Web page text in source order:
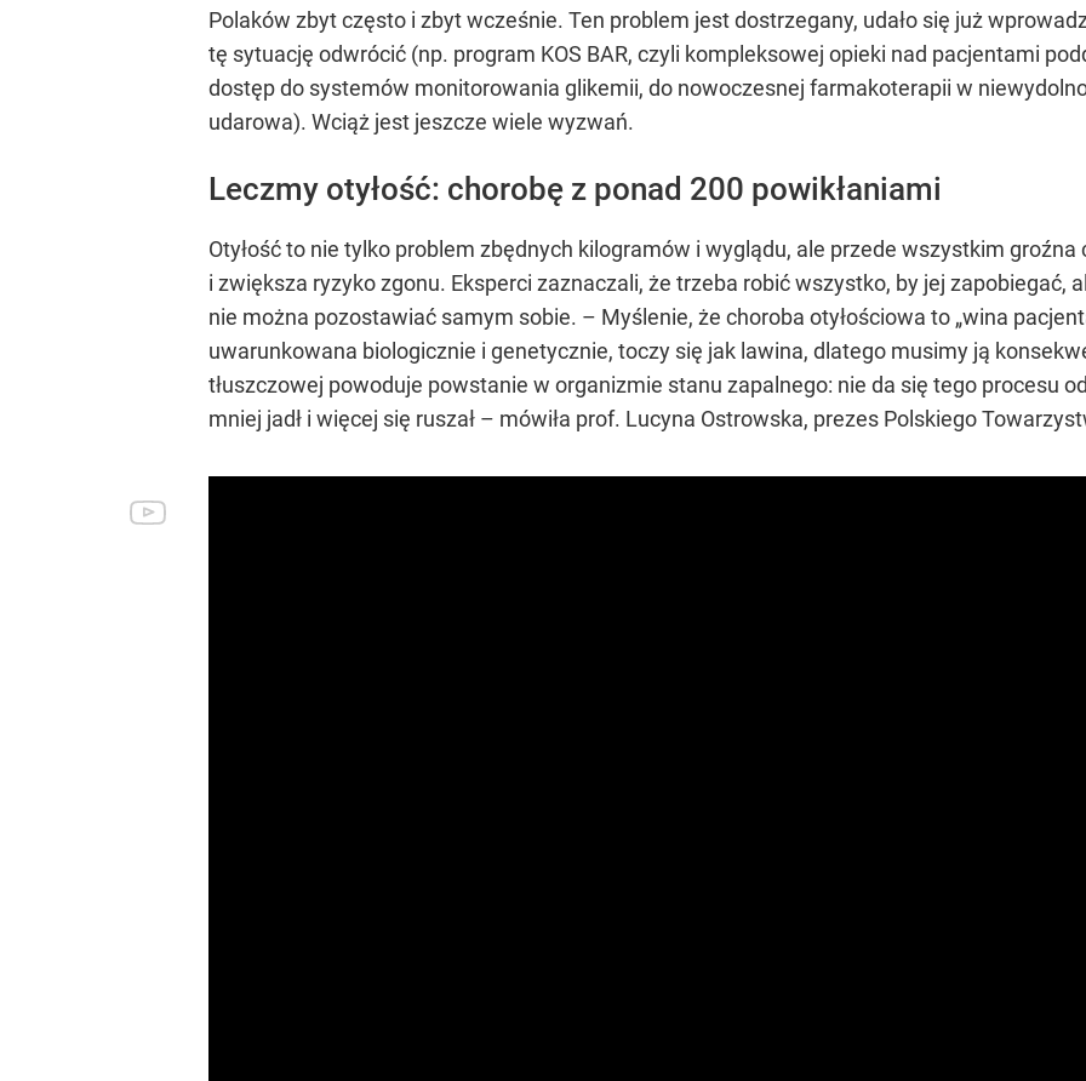
Polaków zbyt często i zbyt wcześnie. Ten problem jest dostrzegany, udało się już
tę sytuację odwrócić (np. program KOS BAR, czyli kompleksowej opieki nad pacjentami
dostęp do systemów monitorowania glikemii, do nowoczesnej farmakoterapii w
udarowa). Wciąż jest jeszcze wiele wyzwań.
Leczmy otyłość: chorobę z ponad 200 powikłaniami
Otyłość to nie tylko problem zbędnych kilogramów i wyglądu, ale przede wszystkim
i zwiększa ryzyko zgonu. Eksperci zaznaczali, że trzeba robić wszystko, by jej zapobiegać,
nie można pozostawiać samym sobie. – Myślenie, że choroba otyłościowa to „wina
uwarunkowana biologicznie i genetycznie, toczy się jak lawina, dlatego musimy ją
tłuszczowej powoduje powstanie w organizmie stanu zapalnego: nie da się tego procesu
mniej jadł i więcej się ruszał – mówiła prof. Lucyna Ostrowska, prezes Polskiego